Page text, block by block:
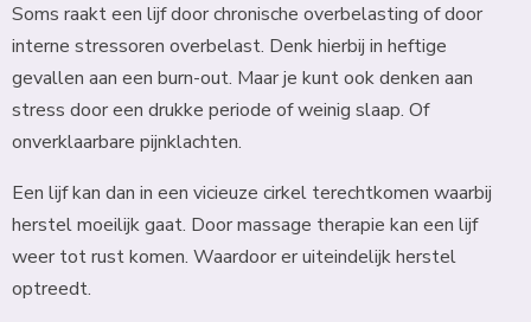
Soms raakt een lijf door chronische overbelasting of door
interne stressoren overbelast. Denk hierbij in heftige
gevallen aan een burn-out. Maar je kunt ook denken aan
stress door een drukke periode of weinig slaap. Of
onverklaarbare pijnklachten.
Een lijf kan dan in een vicieuze cirkel terechtkomen waarbij
herstel moeilijk gaat. Door massage therapie kan een lijf
weer tot rust komen. Waardoor er uiteindelijk herstel
optreedt.